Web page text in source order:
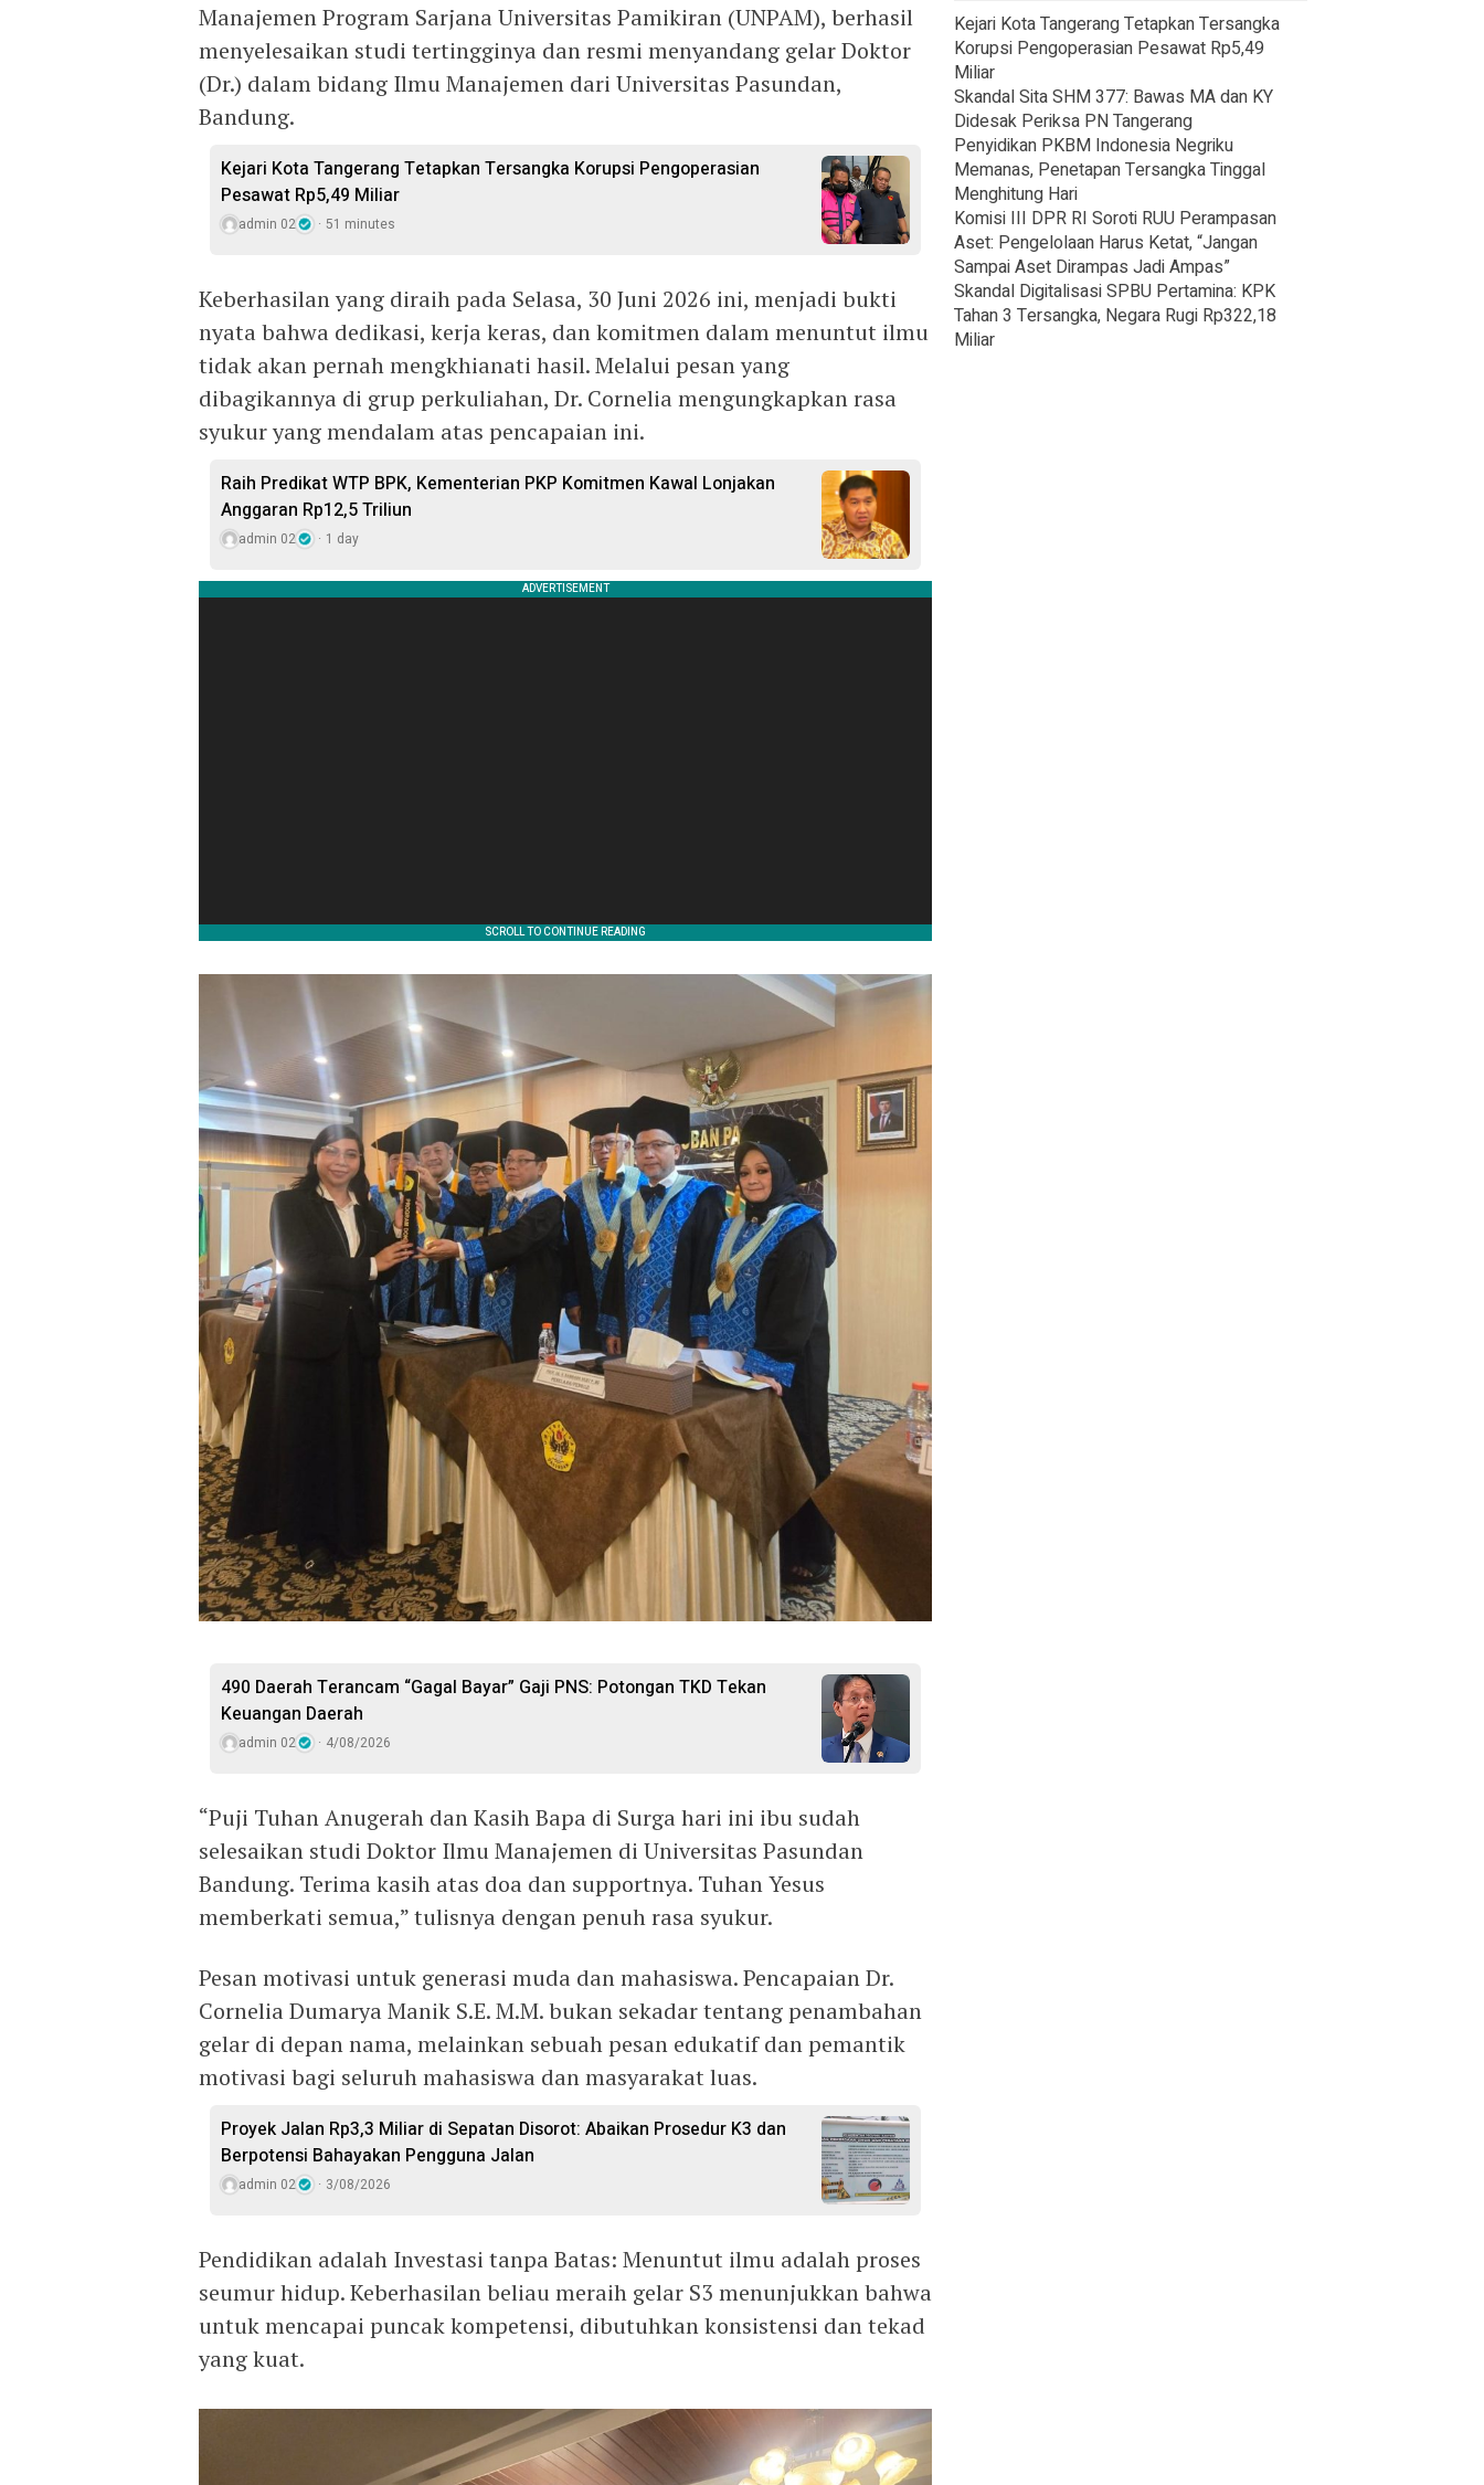
Manajemen Program Sarjana Universitas Pamikiran (UNPAM), berhasil
menyelesaikan studi tertingginya dan resmi menyandang gelar Doktor
(Dr.) dalam bidang Ilmu Manajemen dari Universitas Pasundan,
Bandung.
Kejari Kota Tangerang Tetapkan Tersangka Korupsi Pengoperasian
Pesawat Rp5,49 Miliar
admin 02 51 minutes
Keberhasilan yang diraih pada Selasa, 30 Juni 2026 ini, menjadi bukti
nyata bahwa dedikasi, kerja keras, dan komitmen dalam menuntut ilmu
tidak akan pernah mengkhianati hasil. Melalui pesan yang
dibagikannya di grup perkuliahan, Dr. Cornelia mengungkapkan rasa
syukur yang mendalam atas pencapaian ini.
Raih Predikat WTP BPK, Kementerian PKP Komitmen Kawal Lonjakan
Anggaran Rp12,5 Triliun
admin 02 1 day
490 Daerah Terancam “Gagal Bayar” Gaji PNS: Potongan TKD Tekan
Keuangan Daerah
admin 02 4/08/2026
“Puji Tuhan Anugerah dan Kasih Bapa di Surga hari ini ibu sudah
selesaikan studi Doktor Ilmu Manajemen di Universitas Pasundan
Bandung. Terima kasih atas doa dan supportnya. Tuhan Yesus
memberkati semua,” tulisnya dengan penuh rasa syukur.
Pesan motivasi untuk generasi muda dan mahasiswa. Pencapaian Dr.
Cornelia Dumarya Manik S.E. M.M. bukan sekadar tentang penambahan
gelar di depan nama, melainkan sebuah pesan edukatif dan pemantik
motivasi bagi seluruh mahasiswa dan masyarakat luas.
Proyek Jalan Rp3,3 Miliar di Sepatan Disorot: Abaikan Prosedur K3 dan
Berpotensi Bahayakan Pengguna Jalan
admin 02 3/08/2026
Pendidikan adalah Investasi tanpa Batas: Menuntut ilmu adalah proses
seumur hidup. Keberhasilan beliau meraih gelar S3 menunjukkan bahwa
untuk mencapai puncak kompetensi, dibutuhkan konsistensi dan tekad
yang kuat.
Kejari Kota Tangerang Tetapkan Tersangka
Korupsi Pengoperasian Pesawat Rp5,49
Miliar
Skandal Sita SHM 377: Bawas MA dan KY
Didesak Periksa PN Tangerang
Penyidikan PKBM Indonesia Negriku
Memanas, Penetapan Tersangka Tinggal
Menghitung Hari
Komisi III DPR RI Soroti RUU Perampasan
Aset: Pengelolaan Harus Ketat, “Jangan
Sampai Aset Dirampas Jadi Ampas”
Skandal Digitalisasi SPBU Pertamina: KPK
Tahan 3 Tersangka, Negara Rugi Rp322,18
Miliar